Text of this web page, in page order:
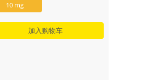
10 mg
加入购物车